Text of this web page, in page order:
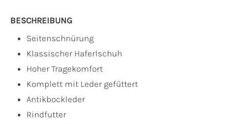
BESCHREIBUNG
Seitenschnürung
Klassischer Haferlschuh
Hoher Tragekomfort
Komplett mit Leder gefüttert
Antikbockleder
Rindfutter